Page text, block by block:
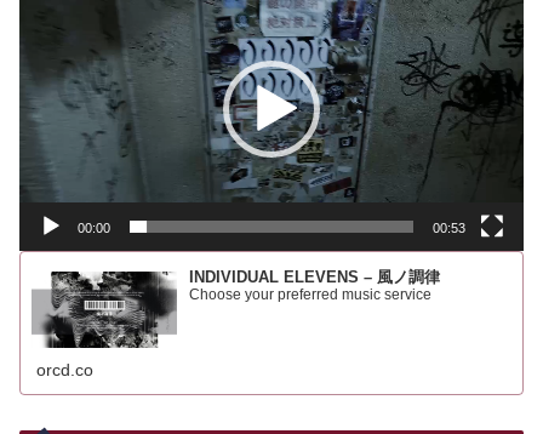
レ
ー
ー
00:00 00:53
INDIVIDUAL ELEVENS – 風ノ調律
Choose your preferred music service
orcd.co